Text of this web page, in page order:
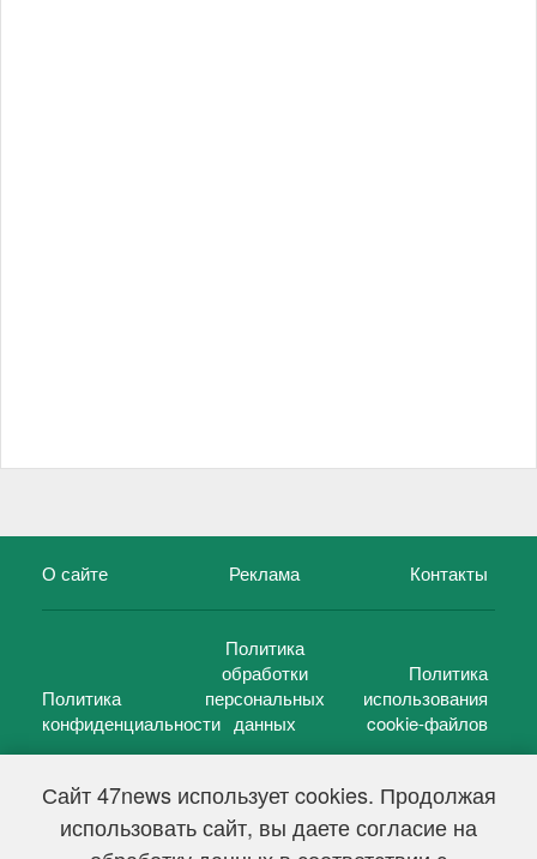
Сайт 47news использует cookies. Продолжая
использовать сайт, вы даете согласие на
О сайте Реклама Контакты
Политика
конфиденциальности
Политика
обработки
персональных
данных
Политика
использования
cookie-файлов
47 новостей (47 news)2005 — 2026 г.